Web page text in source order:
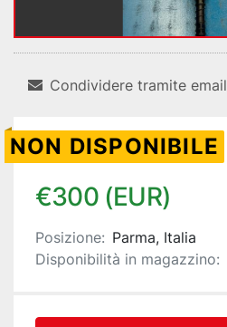
Condividere tramite email
NON DISPONIBILE
€300 (EUR)
Posizione: Parma, Italia
Disponibilità in magazzino: